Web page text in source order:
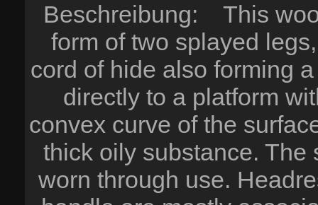
Beschreibung: This
form of two splayed
cord of hide also forming
directly to a platform
convex curve of the
thick oily substance. The
worn through use.